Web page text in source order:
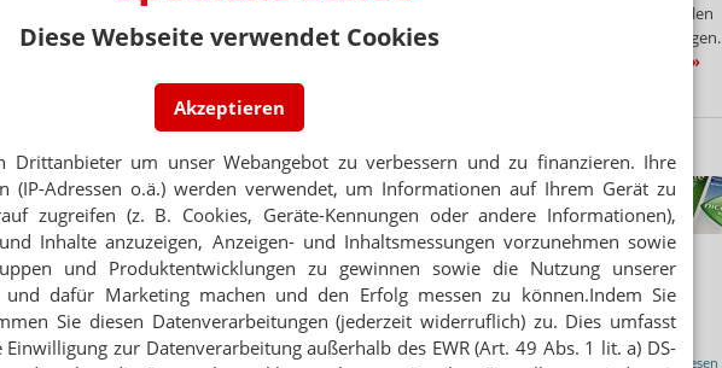
Diese Webseite verwendet Cookies
Akzeptieren
Drittanbieter um unser Webangebot zu verbessern und zu finanzieren. Ihre
(IP-Adressen o.ä.) werden verwendet, um Informationen auf Ihrem Gerät zu
zugreifen (z. B. Cookies, Geräte-Kennungen oder andere Informationen),
Inhalte anzuzeigen, Anzeigen- und Inhaltsmessungen vorzunehmen sowie
und Produktentwicklungen zu gewinnen sowie die Nutzung unserer
und dafür Marketing machen und den Erfolg messen zu können.Indem Sie
Sie diesen Datenverarbeitungen (jederzeit widerruflich) zu. Dies umfasst
zur Datenverarbeitung außerhalb des EWR (Art. 49 Abs. 1 lit. a) DS-
& Datenschutz
SMT
Beitragssatzstabilisierungsgesetz (BStabG) sollen
zum Jahreswechsel auch die Zuzahlungen steigen.
»
PORTRÄT
TABAKENTWÖHNUNG
FAQ: Nikotin auf Rezept
Arzneimittel zur Tabakentwöhnung
werden von den Kassen erstattet.
Verordnungsfähig sind nikotinhaltige nicht
verschreibungspflichtige Präparate sowie...
Mehr
Alle Porträts lesen